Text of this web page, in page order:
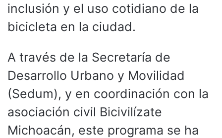
inclusión y el uso cotidiano de la
bicicleta en la ciudad.
A través de la Secretaría de
Desarrollo Urbano y Movilidad
(Sedum), y en coordinación con la
asociación civil Bicivilízate
Michoacán, este programa se ha